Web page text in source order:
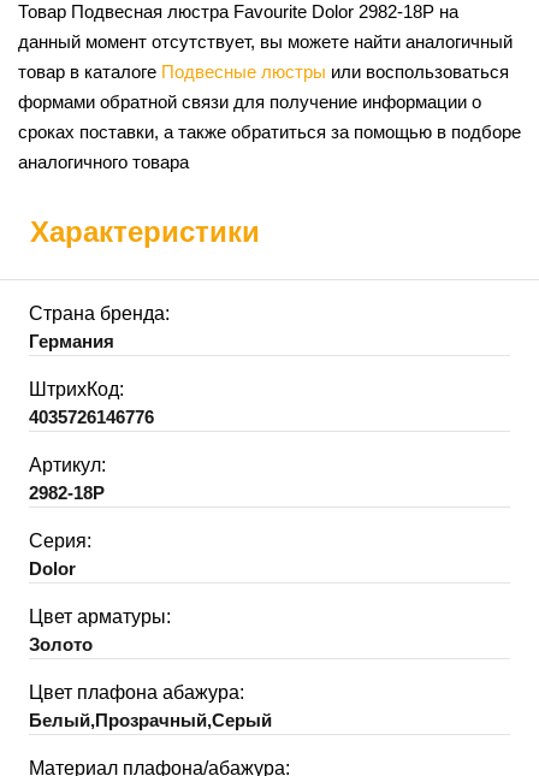
Товар Подвесная люстра Favourite Dolor 2982-18P на
данный момент отсутствует, вы можете найти аналогичный
товар в каталоге Подвесные люстры или воспользоваться
формами обратной связи для получение информации о
сроках поставки, а также обратиться за помощью в подборе
аналогичного товара
Характеристики
Страна бренда:
Германия
ШтрихКод:
4035726146776
Артикул:
2982-18P
Серия:
Dolor
Цвет арматуры:
Золото
Цвет плафона абажура:
Белый,Прозрачный,Серый
Материал плафона/абажура: